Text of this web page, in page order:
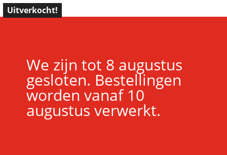
We zijn tot 8 augustus
gesloten. Bestellingen
worden vanaf 10
augustus verwerkt.
Uitverkocht!